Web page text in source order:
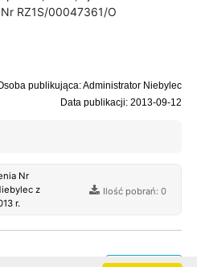
RZ1S/00047361/O
publikująca: Administrator Niebylec
Data publikacji: 2013-09-12
Nr
z
r.
Ilość pobrań: 0